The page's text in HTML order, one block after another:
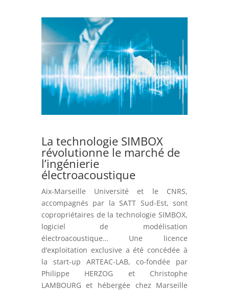
La technologie SIMBOX
révolutionne le marché de
l’ingénierie
électroacoustique
Aix-Marseille Université et le CNRS,
accompagnés par la SATT Sud-Est, sont
copropriétaires de la technologie SIMBOX,
logiciel de modélisation
électroacoustique… Une licence
d’exploitation exclusive a été concédée à
la start-up ARTEAC-LAB, co-fondée par
Philippe HERZOG et Christophe
LAMBOURG et hébergée chez Marseille